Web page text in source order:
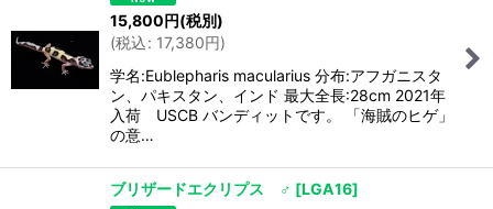
15,800円(税別)
(税込: 17,380円)
学名:Eublepharis macularius 分布:アフガニスタ
ン、パキスタン、インド 最大全長:28cm 2021年
入荷 USCB バンディットです。 「海賊のヒゲ」
の意…
ブリザードエクリプス ♂ [LGA16]